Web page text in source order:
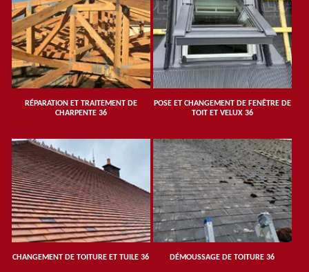
RÉPARATION ET TRAITEMENT DE
CHARPENTE 36
POSE ET CHANGEMENT DE FENÊTRE DE
TOIT ET VELUX 36
CHANGEMENT DE TOITURE ET TUILE 36 DÉMOUSSAGE DE TOITURE 36